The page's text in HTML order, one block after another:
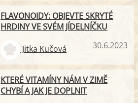
FLAVONOIDY: OBJEVTE SKRYTÉ
HRDINY VE SVÉM JÍDELNÍČKU
Jitka Kučová 30.6.2023
KTERÉ VITAMÍNY NÁM V ZIMĚ
CHYBÍ A JAK JE DOPLNIT